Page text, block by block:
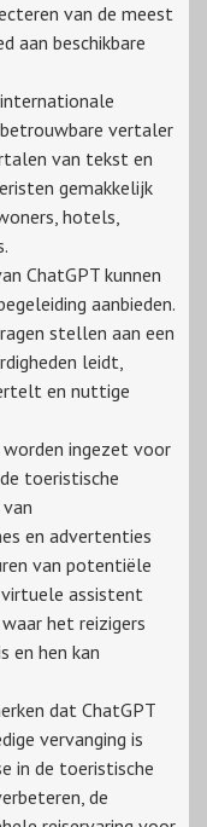
van de meest
aan beschikbare
betrouwbare vertaler
van tekst en
gemakkelijk
hotels,
ChatGPT kunnen
aanbieden.
stellen aan een
leidt,
en nuttige
ingezet voor
toeristische
en advertenties
van potentiële
virtuele assistent
het reizigers
en hen kan
dat ChatGPT
vervanging is
in de toeristische
de